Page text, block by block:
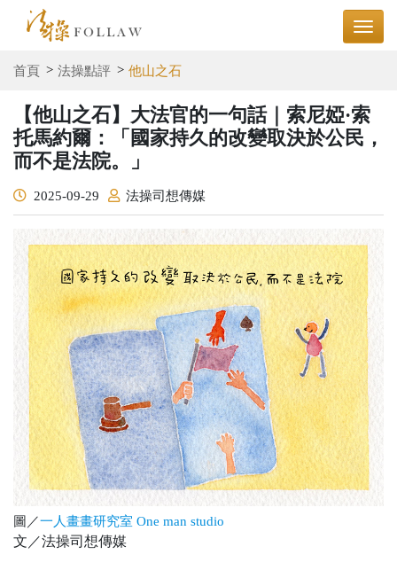
首頁 法操點評 他山之石
【他山之石】大法官的一句話｜索尼婭·索
托馬約爾：「國家持久的改變取決於公民，
而不是法院。」
2025-09-29 法操司想傳媒
圖／一人畫畫研究室 One man studio
文／法操司想傳媒